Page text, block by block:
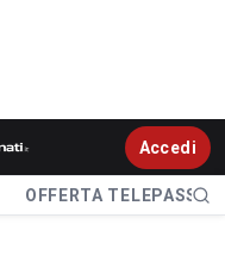
Accedi
OFFERTA TELEPASS